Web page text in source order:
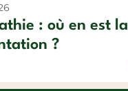
: où en est la
?